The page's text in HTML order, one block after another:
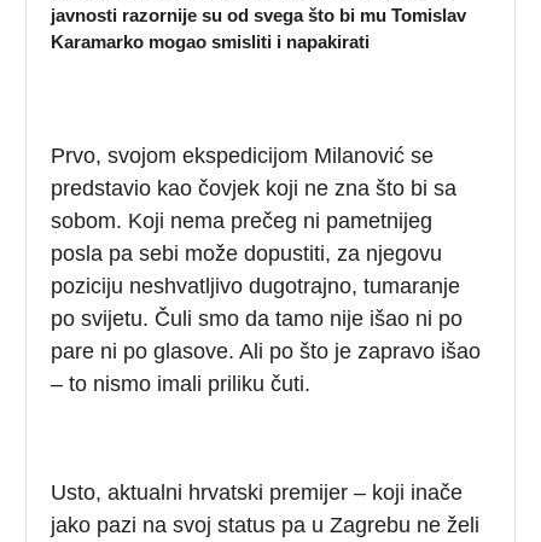
javnosti razornije su od svega što bi mu Tomislav
Karamarko mogao smisliti i napakirati
Prvo, svojom ekspedicijom Milanović se
predstavio kao čovjek koji ne zna što bi sa
sobom. Koji nema prečeg ni pametnijeg
posla pa sebi može dopustiti, za njegovu
poziciju neshvatljivo dugotrajno, tumaranje
po svijetu. Čuli smo da tamo nije išao ni po
pare ni po glasove. Ali po što je zapravo išao
– to nismo imali priliku čuti.
Usto, aktualni hrvatski premijer – koji inače
jako pazi na svoj status pa u Zagrebu ne želi